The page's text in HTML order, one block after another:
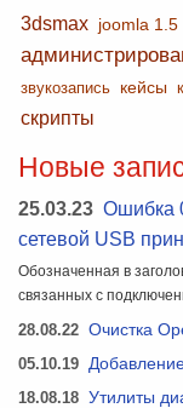
3dsmax joomla 1.5
звукозапись кейсы
скрипты
Новые
25.03.23 Ошибка
сетевой USB
Обозначенная в
связанных с
28.08.22 Очистка
05.10.19
18.08.18 Утилиты